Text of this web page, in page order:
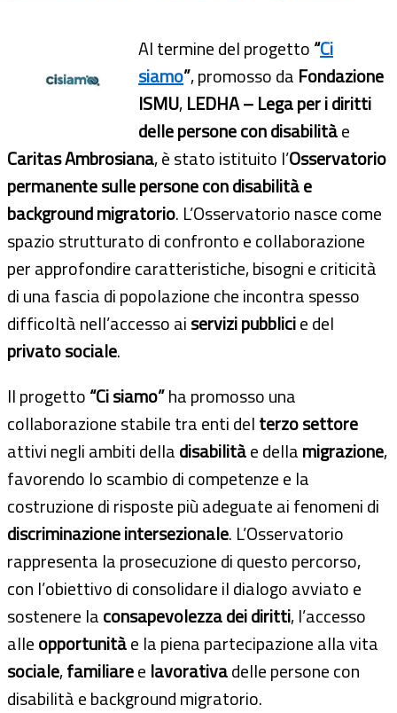
Al termine del progetto“Ci
siamo”, promosso da Fondazione
ISMU,LEDHA – Lega per i diritti
delle persone con disabilitàe
Caritas Ambrosiana, è stato istituito l’Osservatorio
permanente sulle persone con disabilità e
background migratorio. L’Osservatorio nasce come
spazio strutturato di confronto e collaborazione
per approfondire caratteristiche, bisogni e criticità
di una fascia di popolazione che incontra spesso
difficoltà nell’accesso aiservizi pubblicie del
privato sociale.
Il progetto“Ci siamo”ha promosso una
collaborazione stabile tra enti delterzo settore
attivi negli ambiti delladisabilitàe dellamigrazione,
favorendo lo scambio di competenze e la
costruzione di risposte più adeguate ai fenomeni di
discriminazione intersezionale. L’Osservatorio
rappresenta la prosecuzione di questo percorso,
con l’obiettivo di consolidare il dialogo avviato e
sostenere laconsapevolezza dei diritti, l’accesso
alleopportunitàe la piena partecipazione alla vita
sociale,familiaree lavorativadelle persone con
disabilità e background migratorio.